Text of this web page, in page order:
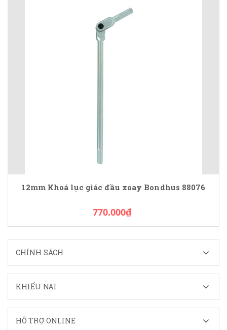
12mm Khoá lục giác đầu xoay Bondhus 88076
770.000₫
CHÍNH SÁCH
KHIẾU NẠI
HỖ TRỢ ONLINE